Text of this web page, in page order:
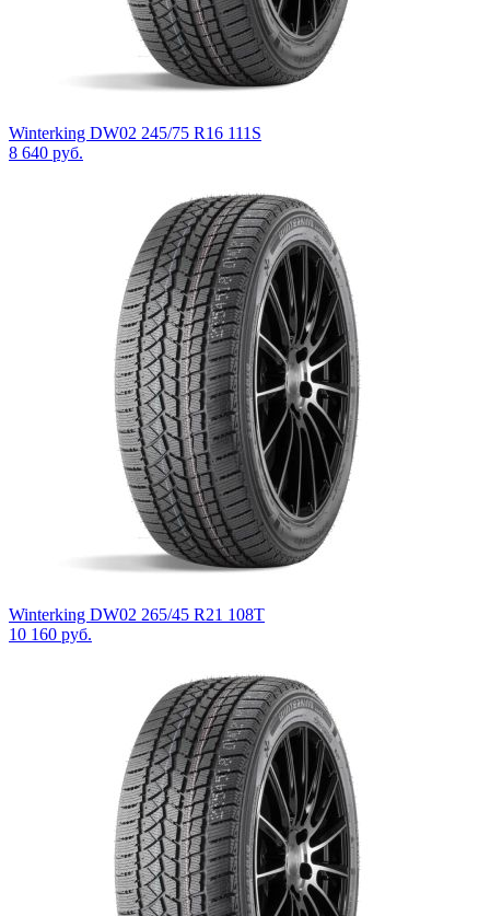
Winterking DW02 245/75 R16 111S
8 640 руб.
Winterking DW02 265/45 R21 108T
10 160 руб.